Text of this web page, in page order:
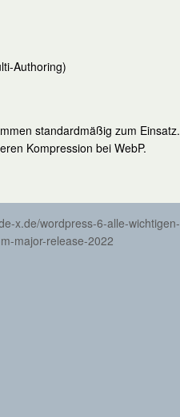
Authoring)
standardmäßig zum Einsatz.
Kompression bei WebP.
x.de/wordpress-6-alle-wichtigen-
major-release-2022